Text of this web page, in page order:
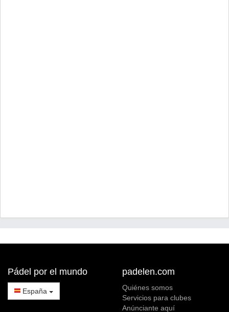
Pádel por el mundo
España
padelen.com
Quiénes somos
Servicios para clubes
Anúnciante aquí